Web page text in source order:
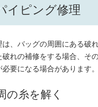
イピング修理
、バッグの周囲にある破
れの補修をする場合、そ
必要になる場合があります。
の糸を解く